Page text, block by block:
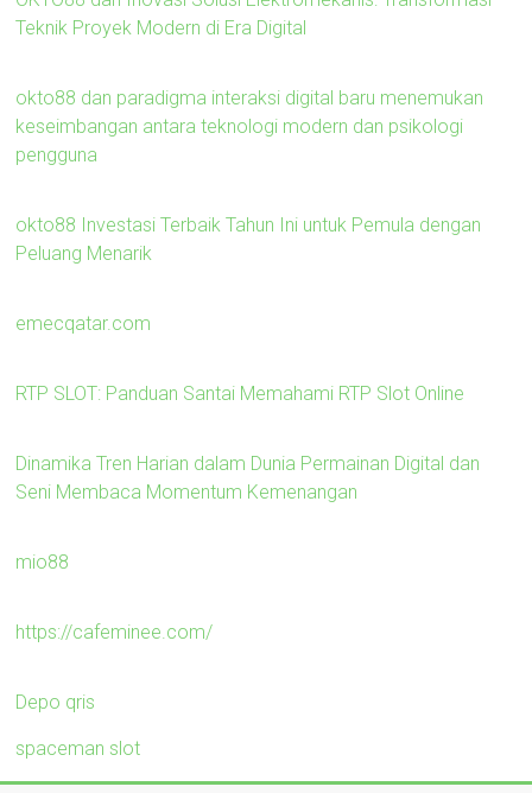
Teknik Proyek Modern di Era Digital
okto88 dan paradigma interaksi digital baru menemukan
keseimbangan antara teknologi modern dan psikologi
pengguna
okto88 Investasi Terbaik Tahun Ini untuk Pemula dengan
Peluang Menarik
emecqatar.com
RTP SLOT: Panduan Santai Memahami RTP Slot Online
Dinamika Tren Harian dalam Dunia Permainan Digital dan
Seni Membaca Momentum Kemenangan
mio88
https://cafeminee.com/
Depo qris
spaceman slot